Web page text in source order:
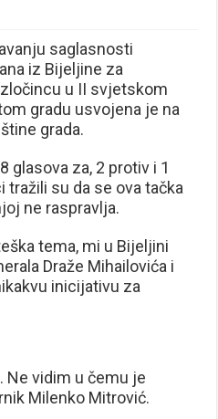
saglasnosti
iz Bijeljine za
u II svjetskom
gradu usvojena je na
grada.
glasova za, 2 protiv i 1
tražili su da se ova tačka
ne raspravlja.
tema, mi u Bijeljini
Draže Mihailovića i
inicijativu za
Ne vidim u čemu je
Milenko Mitrović.